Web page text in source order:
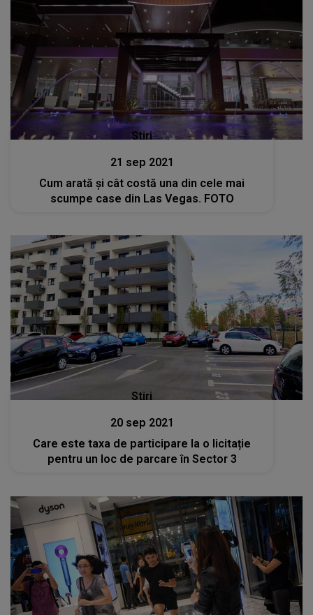
Stiri
21 sep 2021
Cum arată și cât costă una din cele mai
scumpe case din Las Vegas. FOTO
Stiri
20 sep 2021
Care este taxa de participare la o licitație
pentru un loc de parcare în Sector 3